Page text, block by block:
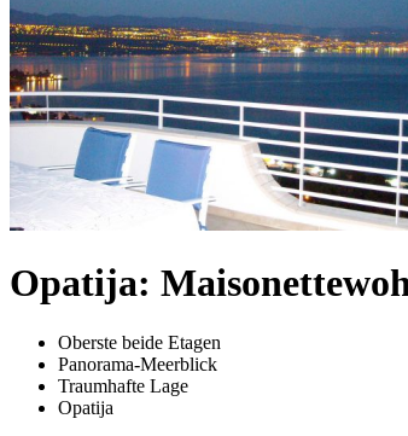
Opatija:
Oberste beide Etagen
Panorama-Meerblick
Traumhafte Lage
Opatija